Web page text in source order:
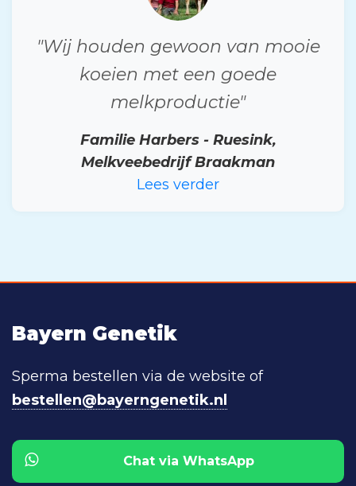
"Wij houden gewoon van mooie
koeien met een goede
melkproductie"
Familie Harbers - Ruesink,
Melkveebedrijf Braakman
Lees verder
Bayern Genetik
Sperma bestellen via de website of
bestellen@bayerngenetik.nl
Chat via WhatsApp